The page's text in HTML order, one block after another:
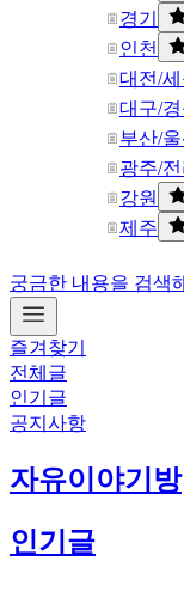
경기
인천
대전/
대구/
부산/
광주/
강원
제주
궁금한 내용을 검색
즐겨찾기
전체글
인기글
공지사항
자유이야기방
인기글